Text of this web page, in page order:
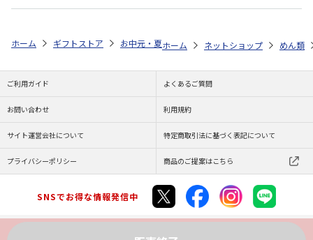
ホーム ギフトストア お中元・夏ギフト特集 2026 ゆうゆうギフト
ホーム ネットショップ めん類
ご利用ガイド よくあるご質問
お問い合わせ 利用規約
サイト運営会社について 特定商取引法に基づく表記について
プライバシーポリシー 商品のご提案はこちら
SNSでお得な情報発信中